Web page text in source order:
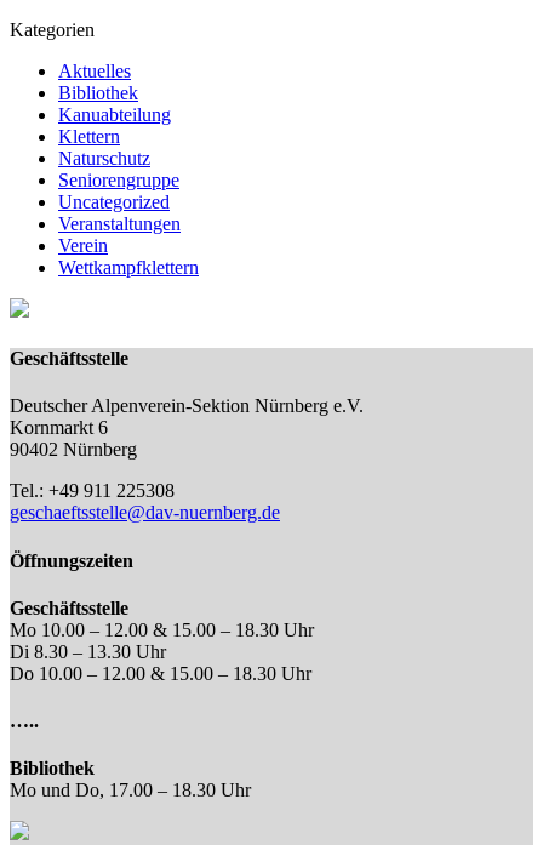
Kategorien
Aktuelles
Bibliothek
Kanuabteilung
Klettern
Naturschutz
Seniorengruppe
Uncategorized
Veranstaltungen
Verein
Wettkampfklettern
Geschäftsstelle
Deutscher Alpenverein-Sektion Nürnberg e.V.
Kornmarkt 6
90402 Nürnberg
Tel.: +49 911 225308
geschaeftsstelle@dav-nuernberg.de
Öffnungszeiten
Geschäftsstelle
Mo 10.00 – 12.00 & 15.00 – 18.30 Uhr
Di 8.30 – 13.30 Uhr
Do 10.00 – 12.00 & 15.00 – 18.30 Uhr
…..
Bibliothek
Mo und Do, 17.00 – 18.30 Uhr